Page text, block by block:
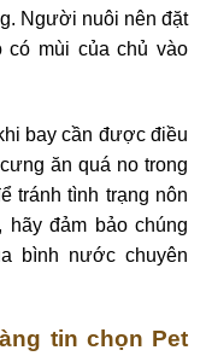
Người nuôi nên đặt
có mùi của chủ vào
bay cần được điều
ăn quá no trong
tránh tình trạng nôn
hãy đảm bảo chúng
bình nước chuyên
tin chọn Pet